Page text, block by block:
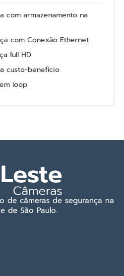
com armazenamento na
com Conexão Ethernet
full HD
custo-benefício
loop
de câmeras de segurança na
de São Paulo.